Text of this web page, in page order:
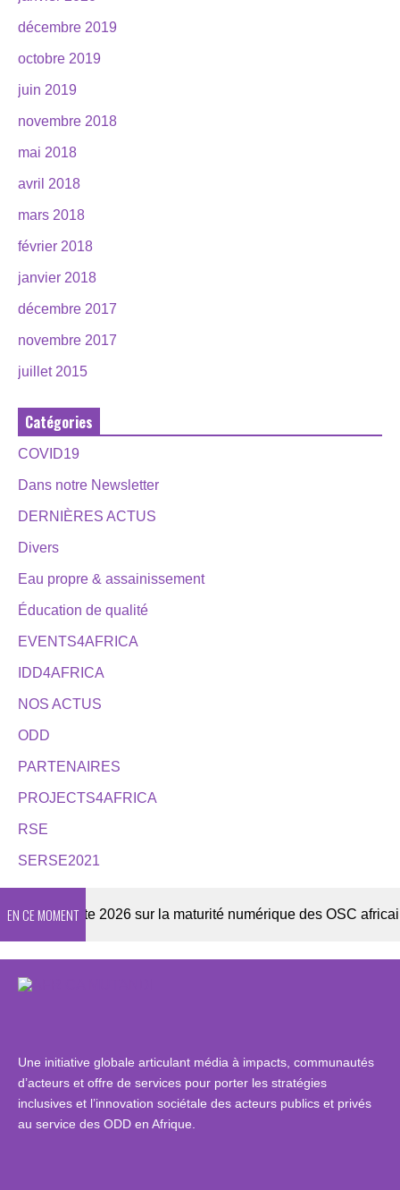
décembre 2019
octobre 2019
juin 2019
novembre 2018
mai 2018
avril 2018
mars 2018
février 2018
janvier 2018
décembre 2017
novembre 2017
juillet 2015
Catégories
COVID19
Dans notre Newsletter
DERNIÈRES ACTUS
Divers
Eau propre & assainissement
Éducation de qualité
EVENTS4AFRICA
IDD4AFRICA
NOS ACTUS
ODD
PARTENAIRES
PROJECTS4AFRICA
RSE
SERSE2021
EN CE MOMENT
Enquête 2026 sur la maturité numérique des OSC africaines
Une initiative globale articulant média à impacts, communautés
d’acteurs et offre de services pour porter les stratégies
inclusives et l’innovation sociétale des acteurs publics et privés
au service des ODD en Afrique.